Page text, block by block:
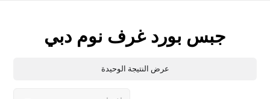
جبس بورد غرف نوم دبي
عرض النتيجة الوحيدة